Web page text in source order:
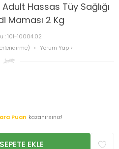
Hassas Tüy Sağlığı
Maması 2 Kg
:101-10004.02
Yorum Yap
Puan kazanırsınız!
SEPETE EKLE